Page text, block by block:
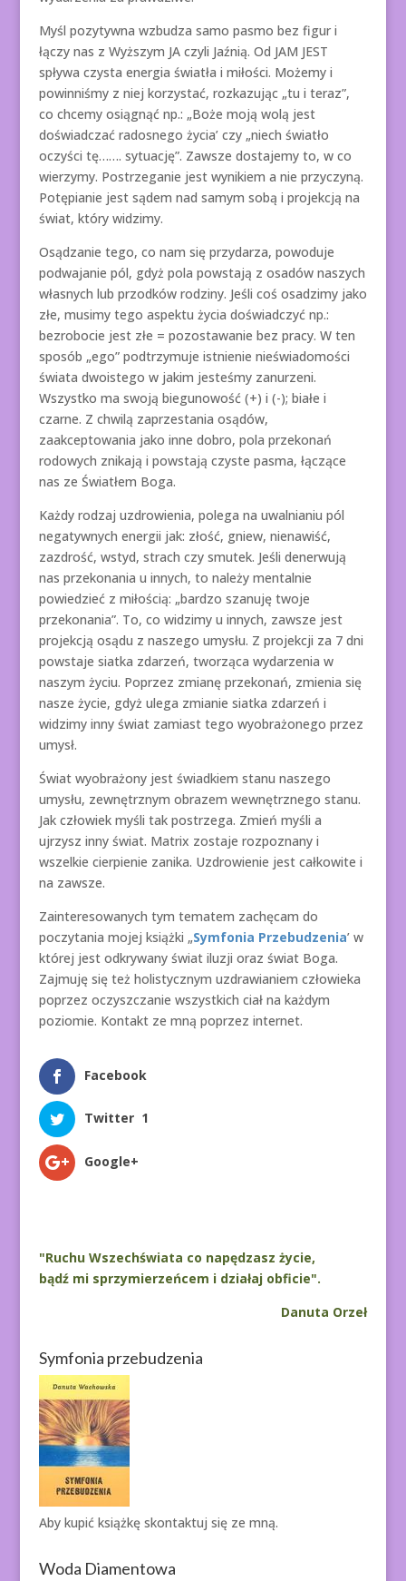
Myśl pozytywna wzbudza samo pasmo bez figur i
łączy nas z Wyższym JA czyli Jaźnią. Od JAM JEST
spływa czysta energia światła i miłości. Możemy i
powinniśmy z niej korzystać, rozkazując „tu i teraz”,
co chcemy osiągnąć np.: „Boże moją wolą jest
doświadczać radosnego życia’ czy „niech światło
oczyści tę……. sytuację”. Zawsze dostajemy to, w co
wierzymy. Postrzeganie jest wynikiem a nie przyczyną.
Potępianie jest sądem nad samym sobą i projekcją na
świat, który widzimy.
Osądzanie tego, co nam się przydarza, powoduje
podwajanie pól, gdyż pola powstają z osadów naszych
własnych lub przodków rodziny. Jeśli coś osadzimy jako
złe, musimy tego aspektu życia doświadczyć np.:
bezrobocie jest złe = pozostawanie bez pracy. W ten
sposób „ego” podtrzymuje istnienie nieświadomości
świata dwoistego w jakim jesteśmy zanurzeni.
Wszystko ma swoją biegunowość (+) i (-); białe i
czarne. Z chwilą zaprzestania osądów,
zaakceptowania jako inne dobro, pola przekonań
rodowych znikają i powstają czyste pasma, łączące
nas ze Światłem Boga.
Każdy rodzaj uzdrowienia, polega na uwalnianiu pól
negatywnych energii jak: złość, gniew, nienawiść,
zazdrość, wstyd, strach czy smutek. Jeśli denerwują
nas przekonania u innych, to należy mentalnie
powiedzieć z miłością: „bardzo szanuję twoje
przekonania”. To, co widzimy u innych, zawsze jest
projekcją osądu z naszego umysłu. Z projekcji za 7 dni
powstaje siatka zdarzeń, tworząca wydarzenia w
naszym życiu. Poprzez zmianę przekonań, zmienia się
nasze życie, gdyż ulega zmianie siatka zdarzeń i
widzimy inny świat zamiast tego wyobrażonego przez
umysł.
Świat wyobrażony jest świadkiem stanu naszego
umysłu, zewnętrznym obrazem wewnętrznego stanu.
Jak człowiek myśli tak postrzega. Zmień myśli a
ujrzysz inny świat. Matrix zostaje rozpoznany i
wszelkie cierpienie zanika. Uzdrowienie jest całkowite i
na zawsze.
Zainteresowanych tym tematem zachęcam do
poczytania mojej książki „Symfonia Przebudzenia’ w
której jest odkrywany świat iluzji oraz świat Boga.
Zajmuję się też holistycznym uzdrawianiem człowieka
poprzez oczyszczanie wszystkich ciał na każdym
poziomie. Kontakt ze mną poprzez internet.
Facebook
Twitter 1
Google+
"Ruchu Wszechświata co napędzasz życie,
bądź mi sprzymierzeńcem i działaj obficie".
Danuta Orzeł
Symfonia przebudzenia
Aby kupić książkę skontaktuj się ze mną.
Woda Diamentowa